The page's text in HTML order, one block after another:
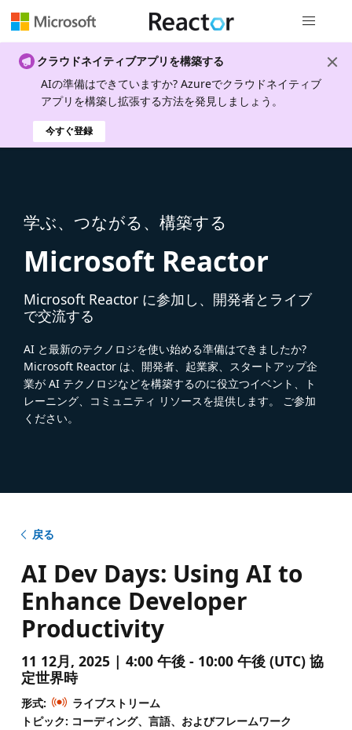
クラウドネイティブアプリを構築する
AIの準備はできていますか? Azureでクラウドネイティブ
アプリを構築し拡張する方法を発見しましょう。
今すぐ登録
学ぶ、つながる、構築する
Microsoft Reactor
Microsoft Reactor に参加し、開発者とライブ
で交流する
AI と最新のテクノロジを使い始める準備はできましたか?
Microsoft Reactor は、開発者、起業家、スタートアップ企
業が AI テクノロジなどを構築するのに役立つイベント、ト
レーニング、コミュニティ リソースを提供します。 ご参加
ください。
戻る
AI Dev Days: Using AI to
Enhance Developer
Productivity
11 12月, 2025 | 4:00 午後 - 10:00 午後 (UTC) 協
定世界時
形式:
ライブストリーム
トピック: コーディング、言語、およびフレームワーク